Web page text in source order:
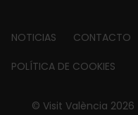
Footer
about
NOTICIAS CONTACTO
POLÍTICA DE COOKIES
© Visit València 2026